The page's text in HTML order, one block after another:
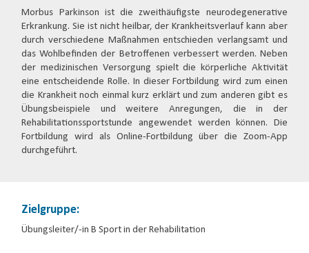
Morbus Parkinson ist die zweithäufigste neurodegenerative
Erkrankung. Sie ist nicht heilbar, der Krankheitsverlauf kann aber
durch verschiedene Maßnahmen entschieden verlangsamt und
das Wohlbefinden der Betroffenen verbessert werden. Neben
der medizinischen Versorgung spielt die körperliche Aktivität
eine entscheidende Rolle. In dieser Fortbildung wird zum einen
die Krankheit noch einmal kurz erklärt und zum anderen gibt es
Übungsbeispiele und weitere Anregungen, die in der
Rehabilitationssportstunde angewendet werden können. Die
Fortbildung wird als Online-Fortbildung über die Zoom-App
durchgeführt.
Zielgruppe:
Übungsleiter/-in B Sport in der Rehabilitation